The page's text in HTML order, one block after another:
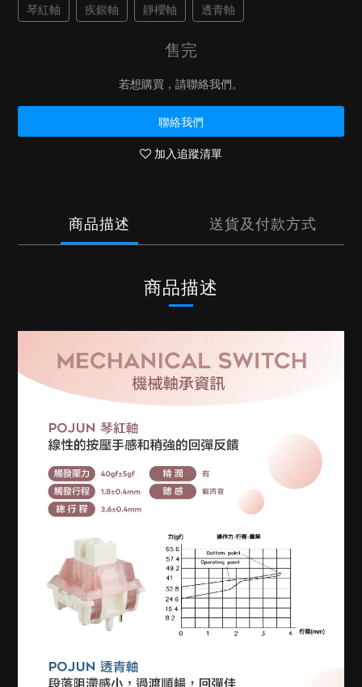
琴紅軸 疾銀軸 靜櫻軸 透青軸
售完
若想購買，請聯絡我們。
聯絡我們
加入追蹤清單
商品描述 送貨及付款方式
商品描述